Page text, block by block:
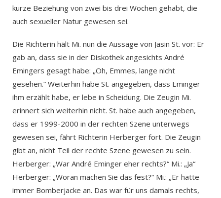
kurze Beziehung von zwei bis drei Wochen gehabt, die
auch sexueller Natur gewesen sei.
Die Richterin hält Mi. nun die Aussage von Jasin St. vor: Er
gab an, dass sie in der Diskothek angesichts André
Emingers gesagt habe: „Oh, Emmes, lange nicht
gesehen.“ Weiterhin habe St. angegeben, dass Eminger
ihm erzählt habe, er lebe in Scheidung. Die Zeugin Mi.
erinnert sich weiterhin nicht. St. habe auch angegeben,
dass er 1999-2000 in der rechten Szene unterwegs
gewesen sei, fährt Richterin Herberger fort. Die Zeugin
gibt an, nicht Teil der rechte Szene gewesen zu sein.
Herberger: „War André Eminger eher rechts?“ Mi.: „Ja“
Herberger: „Woran machen Sie das fest?“ Mi.: „Er hatte
immer Bomberjacke an. Das war für uns damals rechts,